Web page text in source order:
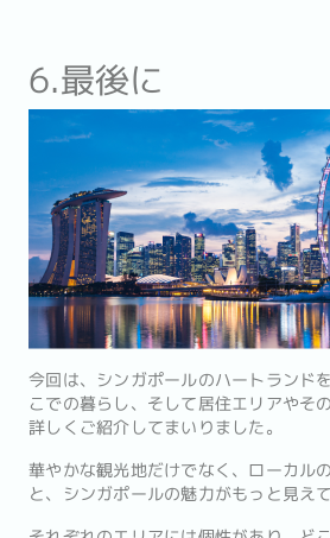
6.最後に
今回は、シンガポールのハートランド
こでの暮らし、そして居住エリアやそ
詳しくご紹介してまいりました。
華やかな観光地だけでなく、ローカル
と、シンガポールの魅力がもっと見えて